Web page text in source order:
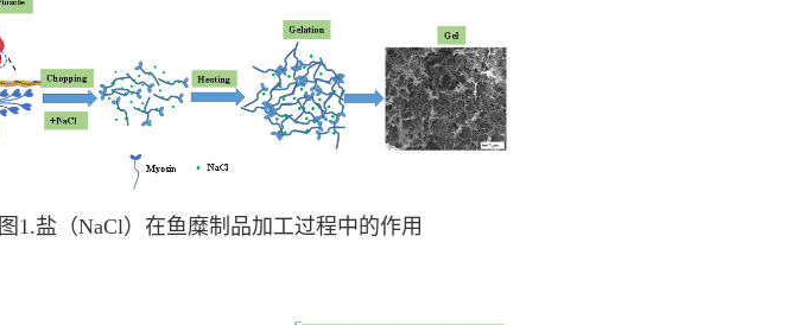
图1.盐（NaCl）在鱼糜制品加工过程中的作用